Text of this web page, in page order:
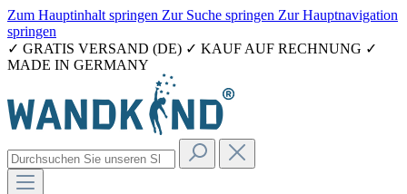
Zum Hauptinhalt springen Zur Suche springen Zur Hauptnavigation
springen
✓ GRATIS VERSAND (DE) ✓ KAUF AUF RECHNUNG ✓
MADE IN GERMANY